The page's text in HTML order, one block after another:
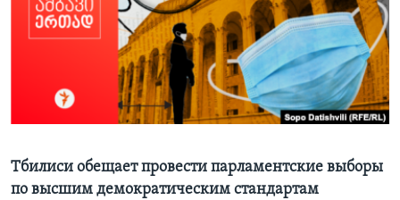
Learning English
СОЦИАЛЬНЫЕ СЕТИ
Языки
Тбилиси обещает провести парламентские выборы
по высшим демократическим стандартам